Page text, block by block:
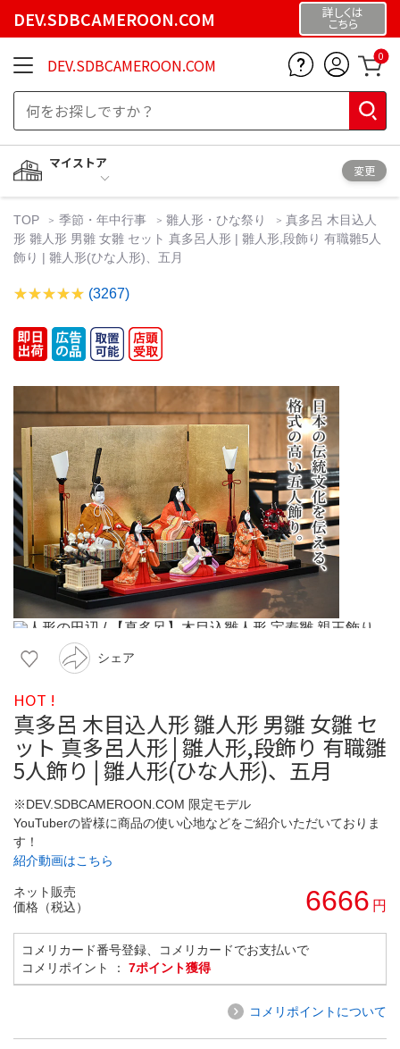
DEV.SDBCAMEROON.COM 詳しくは
こちら
DEV.SDBCAMEROON.COM 0
マイストア
変更
TOP 季節・年中行事 雛人形・ひな祭り
真多呂 木目込人
形 雛人形 男雛 女雛 セット 真多呂人形 | 雛人形,段飾り 有職雛5人
飾り | 雛人形(ひな人形)、五月
(3267)
シェア
HOT !
真多呂 木目込人形 雛人形 男雛 女雛 セ
ット 真多呂人形 | 雛人形,段飾り 有職雛
5人飾り | 雛人形(ひな人形)、五月
※DEV.SDBCAMEROON.COM 限定モデル
YouTuberの皆様に商品の使い心地などをご紹介いただいておりま
す！
紹介動画はこちら
ネット販売
価格（税込）
6666 円
コメリカード番号登録、コメリカードでお支払いで
コメリポイント ： 7ポイント獲得
コメリポイントについて